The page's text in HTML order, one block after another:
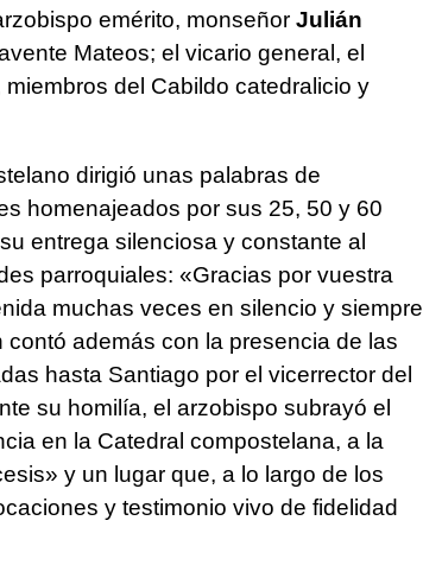
emérito, monseñor Julián
Mateos; el vicario general, el
del Cabildo catedralicio y
dirigió unas palabras de
homenajeados por sus 25, 50 y 60
entrega silenciosa y constante al
parroquiales: «Gracias por vuestra
muchas veces en silencio y siempre
además con la presencia de las
hasta Santiago por el vicerrector del
su homilía, el arzobispo subrayó el
en la Catedral compostelana, a la
y un lugar que, a lo largo de los
y testimonio vivo de fidelidad